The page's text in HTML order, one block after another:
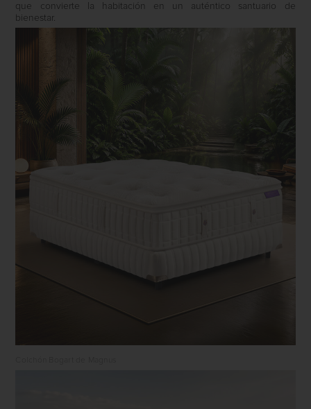
que convierte la habitación en un auténtico santuario de
bienestar.